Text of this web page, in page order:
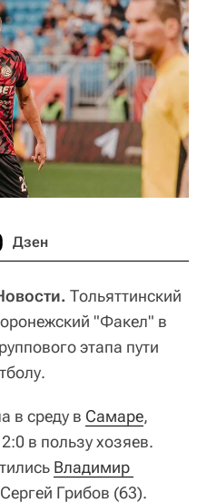
Дзен
Тольяттинский
"Факел" в
этапа пути
в среду в Самаре,
в пользу хозяев.
Владимир
Грибов (63).